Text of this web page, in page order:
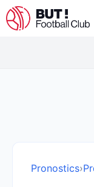
Aller
au
Pronostics›